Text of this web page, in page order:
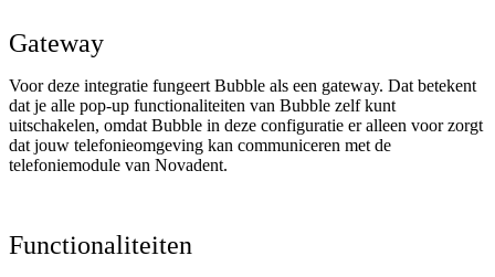
Gateway
Voor deze integratie fungeert Bubble als een gateway. Dat betekent
dat je alle pop-up functionaliteiten van Bubble zelf kunt
uitschakelen, omdat Bubble in deze configuratie er alleen voor zorgt
dat jouw telefonieomgeving kan communiceren met de
telefoniemodule van Novadent.
Functionaliteiten